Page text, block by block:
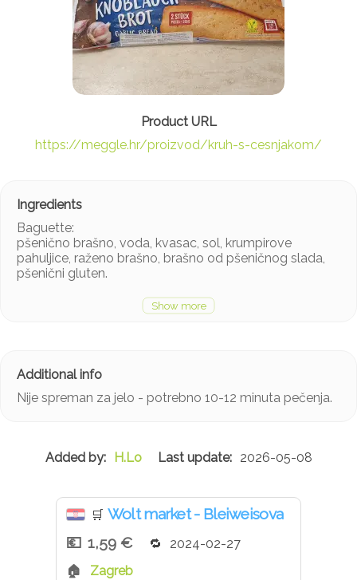
https://meggle.hr/proizvod/kruh-s-cesnjakom/
Baguette:
pšenično brašno, voda, kvasac, sol, krumpirove
pahuljice, raženo brašno, brašno od pšeničnog slada,
pšenični gluten.
ulje uljane repice, češnjak, voda, sol, škrob, modificirani
Nije spreman za jelo - potrebno 10-12 minuta pečenja.
H.Lo 2026-05-08
🛒 Wolt market - Bleiweisova
1,59 €
2024-02-27
Zagreb